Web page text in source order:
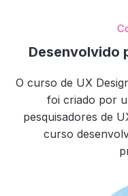
Desenvolvido
O curso de UX
foi criado por
pesquisadores de
curso